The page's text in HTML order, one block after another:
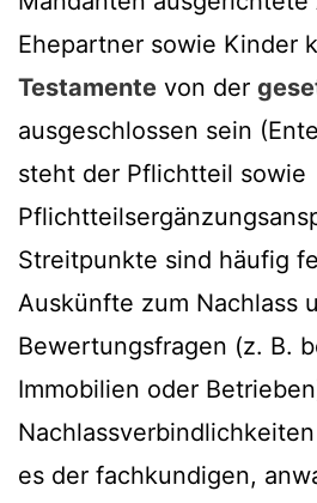
Ehepartner sowie Kinder
Testamente von der
ausgeschlossen sein
steht der Pflichtteil sowie
Streitpunkte sind häufig
Auskünfte zum Nachlass
Bewertungsfragen (z. B.
Immobilien oder
es der fachkundigen,